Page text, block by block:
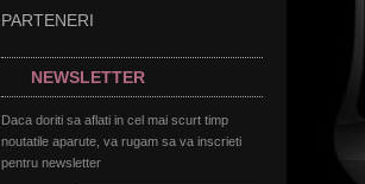
PARTENERI
NEWSLETTER
Daca doriti sa aflati in cel mai scurt timp
noutatile aparute, va rugam sa va inscrieti
pentru newsletter